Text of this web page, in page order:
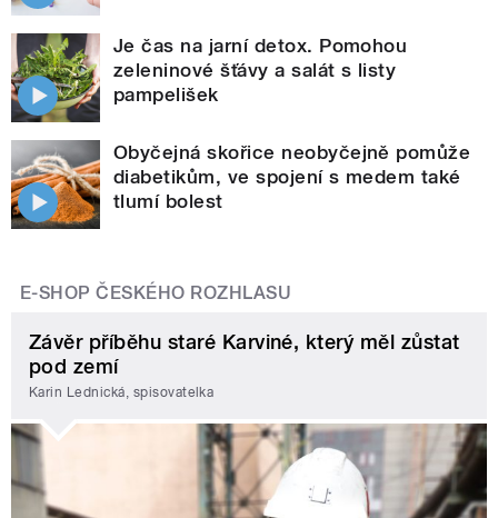
Je čas na jarní detox. Pomohou
zeleninové šťávy a salát s listy
pampelišek
Obyčejná skořice neobyčejně pomůže
diabetikům, ve spojení s medem také
tlumí bolest
E-SHOP ČESKÉHO ROZHLASU
Závěr příběhu staré Karviné, který měl zůstat
pod zemí
Karin Lednická, spisovatelka